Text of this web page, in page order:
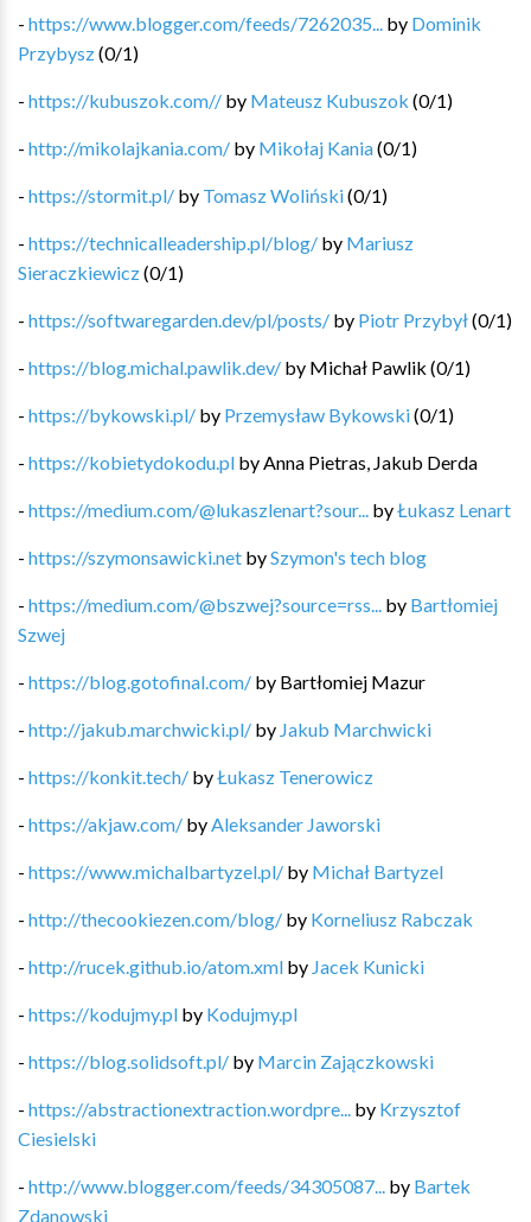
- https://www.blogger.com/feeds/7262035... by Dominik
Przybysz(0/1)
- https://kubuszok.com// by Mateusz Kubuszok (0/1)
- http://mikolajkania.com/ by Mikołaj Kania(0/1)
- https://stormit.pl/ by Tomasz Woliński(0/1)
- https://technicalleadership.pl/blog/ by Mariusz
Sieraczkiewicz(0/1)
- https://softwaregarden.dev/pl/posts/ by Piotr Przybył(0/1)
- https://blog.michal.pawlik.dev/ by Michał Pawlik (0/1)
- https://bykowski.pl/ by Przemysław Bykowski(0/1)
- https://kobietydokodu.pl by Anna Pietras, Jakub Derda
- https://medium.com/@lukaszlenart?sour... byŁukasz Lenart
- https://szymonsawicki.net bySzymon's tech blog
- https://medium.com/@bszwej?source=rss... by Bartłomiej
Szwej
- https://blog.gotofinal.com/ by Bartłomiej Mazur
- http://jakub.marchwicki.pl/ by Jakub Marchwicki
- https://konkit.tech/ byŁukasz Tenerowicz
- https://akjaw.com/ by Aleksander Jaworski
- https://www.michalbartyzel.pl/ by Michał Bartyzel
- http://thecookiezen.com/blog/ by Korneliusz Rabczak
- http://rucek.github.io/atom.xml by Jacek Kunicki
- https://kodujmy.pl by Kodujmy.pl
- https://blog.solidsoft.pl/ by Marcin Zajączkowski
- https://abstractionextraction.wordpre... by Krzysztof
Ciesielski
- http://www.blogger.com/feeds/34305087... by Bartek
Zdanowski